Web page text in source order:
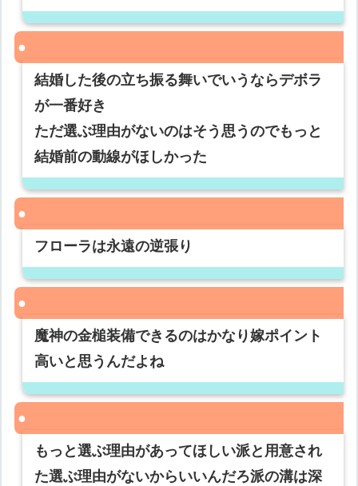
結婚した後の立ち振る舞いでいうならデボラ
が一番好き
ただ選ぶ理由がないのはそう思うのでもっと
結婚前の動線がほしかった
フローラは永遠の逆張り
魔神の金槌装備できるのはかなり嫁ポイント
高いと思うんだよね
もっと選ぶ理由があってほしい派と用意され
た選ぶ理由がないからいいんだろ派の溝は深